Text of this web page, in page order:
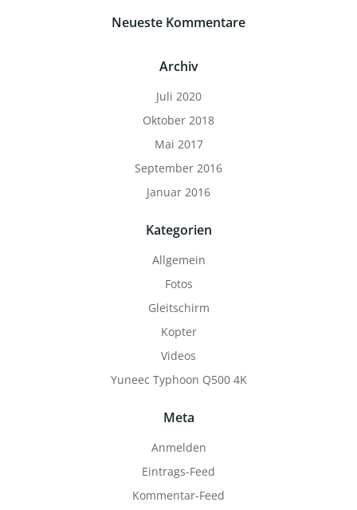
Neueste Kommentare
Archiv
Juli 2020
Oktober 2018
Mai 2017
September 2016
Januar 2016
Kategorien
Allgemein
Fotos
Gleitschirm
Kopter
Videos
Yuneec Typhoon Q500 4K
Meta
Anmelden
Eintrags-Feed
Kommentar-Feed